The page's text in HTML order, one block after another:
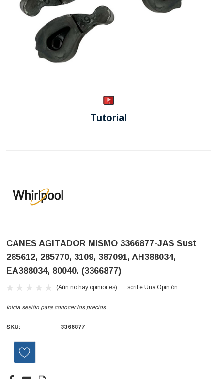
Tutorial
CANES AGITADOR MISMO 3366877-JAS Sust
285612, 285770, 3109, 387091, AH388034,
EA388034, 80040. (3366877)
(Aún no hay opiniones) Escribe Una Opinión
Inicia sesión para conocer los precios
SKU: 3366877
Existencias